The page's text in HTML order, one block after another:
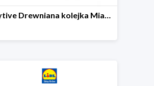
Playtive Drewniana kolejka Miasto lub Farma